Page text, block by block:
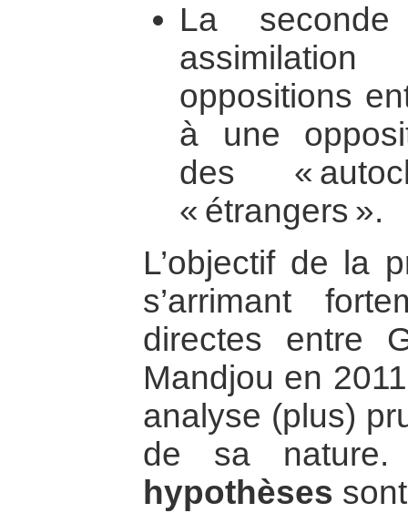
La
oppositions
à une
des «
« étrangers ».
L’objectif de la
s’arrimant
directes entre
Mandjou en
analyse (plus)
de sa
hypothèses